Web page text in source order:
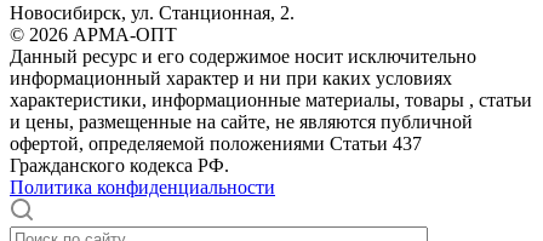
Новосибирск, ул. Станционная, 2.
© 2026 АРМА-ОПТ
Данный ресурс и его содержимое носит исключительно
информационный характер и ни при каких условиях
характеристики, информационные материалы, товары , статьи
и цены, размещенные на сайте, не являются публичной
офертой, определяемой положениями Статьи 437
Гражданского кодекса РФ.
Политика конфиденциальности